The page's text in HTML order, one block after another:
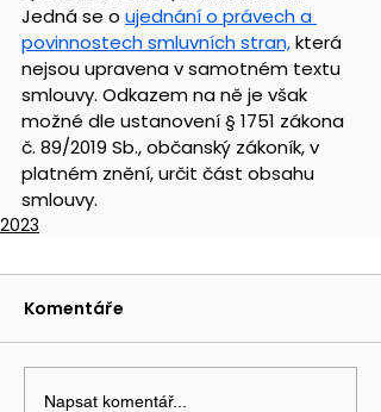
Jedná se o ujednání o právech a
povinnostech smluvních stran, která
nejsou upravena v samotném textu
smlouvy. Odkazem na ně je však
možné dle ustanovení § 1751 zákona
č. 89/2019 Sb., občanský zákoník, v
platném znění, určit část obsahu
smlouvy.
2023
Komentáře
Napsat komentář...